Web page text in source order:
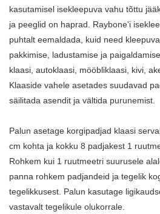
kasutamisel isekleepuva vahu tõttu
ja peeglid on haprad. Raybone'i
puhtalt eemaldada, kuid need
pakkimise, ladustamise ja
klaasi, autoklaasi, mööbliklaasi, kivi,
Klaaside vahele asetades suudavad
säilitada asendit ja vältida purunemist.
Palun asetage korgipadjad klaasi
cm kohta ja kokku 8 padjakest 1
Rohkem kui 1 ruutmeetri suurusele
panna rohkem padjandeid ja tegelik
tegelikkusest. Palun kasutage
vastavalt tegelikule olukorrale.